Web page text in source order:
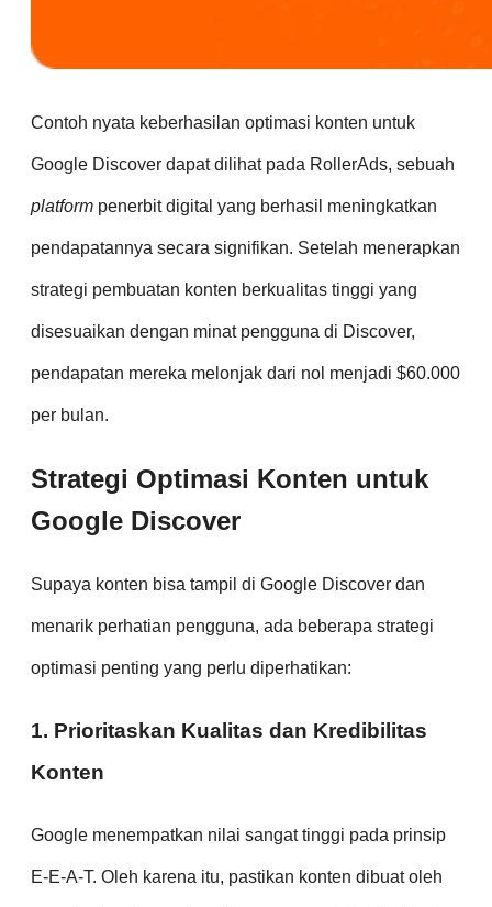
Contoh nyata keberhasilan optimasi konten untuk
Google Discover dapat dilihat pada RollerAds, sebuah
platform penerbit digital yang berhasil meningkatkan
pendapatannya secara signifikan. Setelah menerapkan
strategi pembuatan konten berkualitas tinggi yang
disesuaikan dengan minat pengguna di Discover,
pendapatan mereka melonjak dari nol menjadi $60.000
per bulan.
Strategi Optimasi Konten untuk
Google Discover
Supaya konten bisa tampil di Google Discover dan
menarik perhatian pengguna, ada beberapa strategi
optimasi penting yang perlu diperhatikan:
1. Prioritaskan Kualitas dan Kredibilitas
Konten
Google menempatkan nilai sangat tinggi pada prinsip
E-E-A-T. Oleh karena itu, pastikan konten dibuat oleh